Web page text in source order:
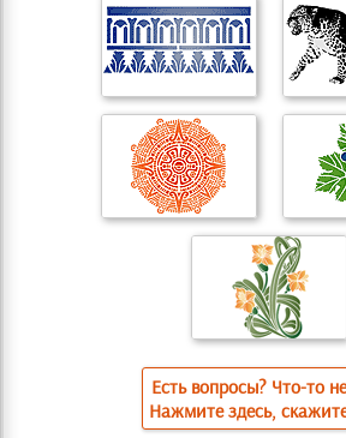
Есть вопросы? Что-то
Нажмите здесь,